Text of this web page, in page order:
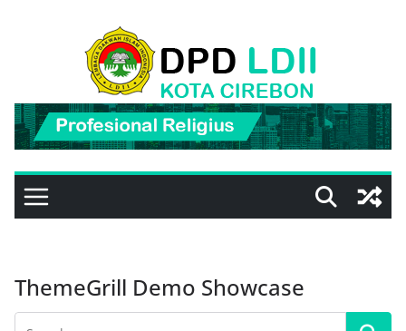
ThemeGrill Demo Showcase